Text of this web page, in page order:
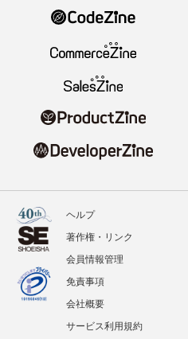
ヘルプ
著作権・リンク
会員情報管理
免責事項
会社概要
サービス利用規約